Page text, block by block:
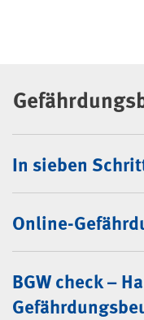
In sieben
Online-
BGW check –